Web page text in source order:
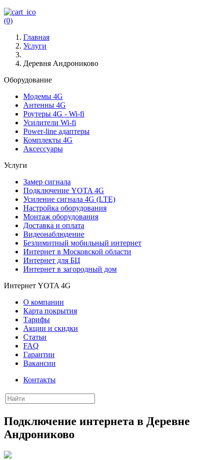
(0)
Главная
Услуги
Деревня Андрониково
Оборудование
Модемы 4G
Антенны 4G
Роутеры 4G - Wi-fi
Усилители Wi-fi
Power-line адаптеры
Комплекты 4G
Аксессуары
Услуги
Замер сигнала
Подключение YOTA 4G
Усиление сигнала 4G (LTE)
Настройка оборудования
Монтаж оборудования
Доставка и оплата
Видеонаблюдение
Безлимитный мобильный интернет
Интернет в Московской области
Интернет для БЦ
Интернет в загородный дом
Интернет YOTA 4G
О компании
Карта покрытия
Тарифы
Акции и скидки
Статьи
FAQ
Гарантии
Вакансии
Контакты
Подключение интернета в Деревне
Андрониково